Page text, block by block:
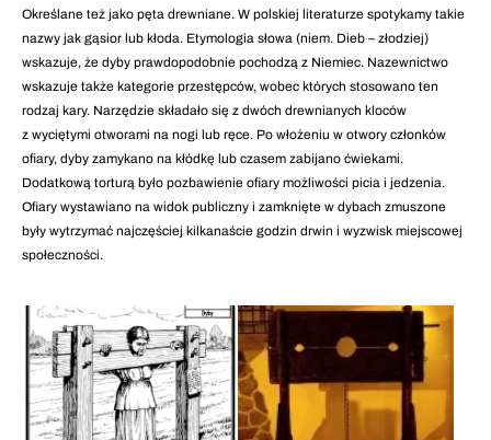
Określane też jako pęta drewniane. W polskiej literaturze spotykamy takie
nazwy jak gąsior lub kłoda. Etymologia słowa (niem. Dieb – złodziej)
wskazuje, że dyby prawdopodobnie pochodzą z Niemiec. Nazewnictwo
wskazuje także kategorie przestępców, wobec których stosowano ten
rodzaj kary. Narzędzie składało się z dwóch drewnianych kloców
z wyciętymi otworami na nogi lub ręce. Po włożeniu w otwory członków
ofiary, dyby zamykano na kłódkę lub czasem zabijano ćwiekami.
Dodatkową torturą było pozbawienie ofiary możliwości picia i jedzenia.
Ofiary wystawiano na widok publiczny i zamknięte w dybach zmuszone
były wytrzymać najczęściej kilkanaście godzin drwin i wyzwisk miejscowej
społeczności.